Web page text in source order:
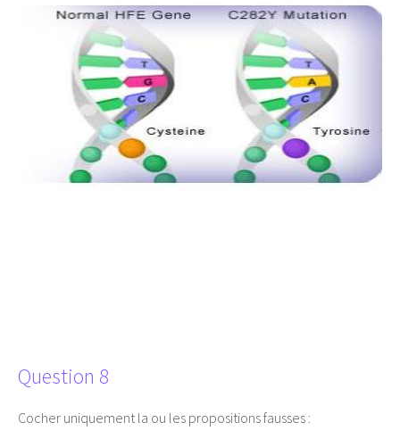
Question 8
Cocher uniquement la ou les propositions fausses :